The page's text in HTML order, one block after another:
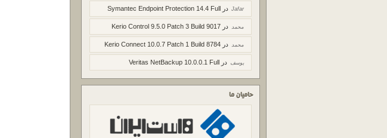
Jafar در Symantec Endpoint Protection 14.4 Full
محمد در Kerio Control 9.5.0 Patch 3 Build 9017
محمد در Kerio Connect 10.0.7 Patch 1 Build 8784
یوسف در Veritas NetBackup 10.0.0.1 Full
حامیان ما